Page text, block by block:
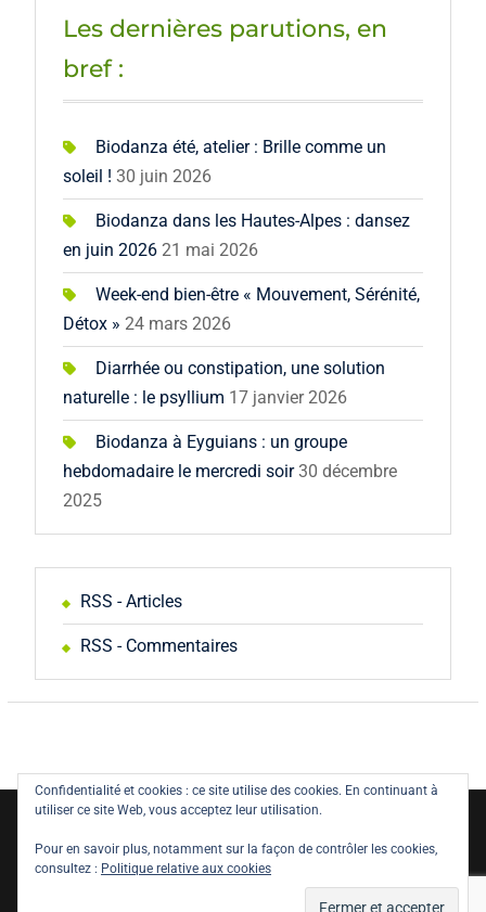
Les dernières parutions, en
bref :
Biodanza été, atelier : Brille comme un
soleil ! 30 juin 2026
Biodanza dans les Hautes-Alpes : dansez
en juin 2026 21 mai 2026
Week-end bien-être « Mouvement, Sérénité,
Détox » 24 mars 2026
Diarrhée ou constipation, une solution
naturelle : le psyllium 17 janvier 2026
Biodanza à Eyguians : un groupe
hebdomadaire le mercredi soir 30 décembre
2025
RSS - Articles
RSS - Commentaires
Copyright © All rights reserved.
Politique de confidentialité
Législation
Mentions Légales
Confidentialité et cookies : ce site utilise des cookies. En continuant à
utiliser ce site Web, vous acceptez leur utilisation.
Pour en savoir plus, notamment sur la façon de contrôler les cookies,
consultez : Politique relative aux cookies